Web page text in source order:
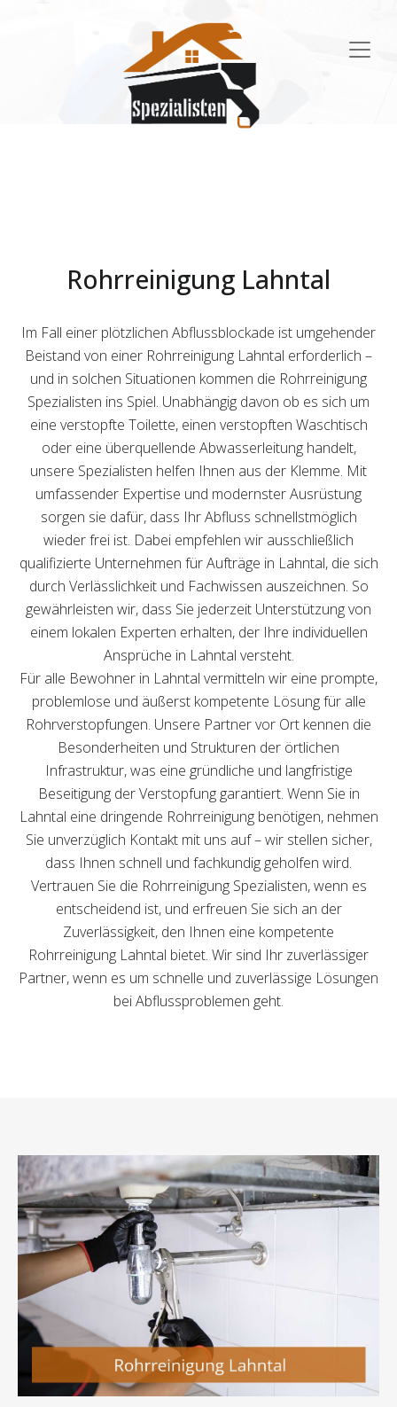
Rohrreinigung Lahntal
Im Fall einer plötzlichen Abflussblockade ist umgehender
Beistand von einer Rohrreinigung Lahntal erforderlich –
und in solchen Situationen kommen die Rohrreinigung
Spezialisten ins Spiel. Unabhängig davon ob es sich um
eine verstopfte Toilette, einen verstopften Waschtisch
oder eine überquellende Abwasserleitung handelt,
unsere Spezialisten helfen Ihnen aus der Klemme. Mit
umfassender Expertise und modernster Ausrüstung
sorgen sie dafür, dass Ihr Abfluss schnellstmöglich
wieder frei ist. Dabei empfehlen wir ausschließlich
qualifizierte Unternehmen für Aufträge in Lahntal, die sich
durch Verlässlichkeit und Fachwissen auszeichnen. So
gewährleisten wir, dass Sie jederzeit Unterstützung von
einem lokalen Experten erhalten, der Ihre individuellen
Ansprüche in Lahntal versteht.
Für alle Bewohner in Lahntal vermitteln wir eine prompte,
problemlose und äußerst kompetente Lösung für alle
Rohrverstopfungen. Unsere Partner vor Ort kennen die
Besonderheiten und Strukturen der örtlichen
Infrastruktur, was eine gründliche und langfristige
Beseitigung der Verstopfung garantiert. Wenn Sie in
Lahntal eine dringende Rohrreinigung benötigen, nehmen
Sie unverzüglich Kontakt mit uns auf – wir stellen sicher,
dass Ihnen schnell und fachkundig geholfen wird.
Vertrauen Sie die Rohrreinigung Spezialisten, wenn es
entscheidend ist, und erfreuen Sie sich an der
Zuverlässigkeit, den Ihnen eine kompetente
Rohrreinigung Lahntal bietet. Wir sind Ihr zuverlässiger
Partner, wenn es um schnelle und zuverlässige Lösungen
bei Abflussproblemen geht.